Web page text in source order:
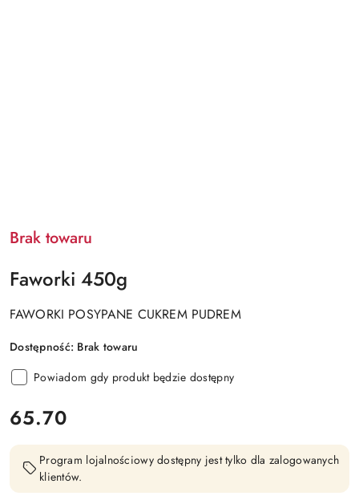
Brak towaru
Faworki 450g
FAWORKI POSYPANE CUKREM PUDREM
Dostępność: Brak towaru
Powiadom gdy produkt będzie dostępny
cena:
65.70
Program lojalnościowy dostępny jest tylko dla zalogowanych
klientów.